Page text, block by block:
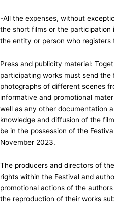
-All the expenses, without
the short films or the participation
the entity or person who registers
Press and publicity material:
participating works must send
photographs of different scenes
informative and promotional
well as any other documentation
knowledge and diffusion of the
be in the possession of the
November 2023.
The producers and directors of
rights within the Festival and
promotional actions of the
the reproduction of their works